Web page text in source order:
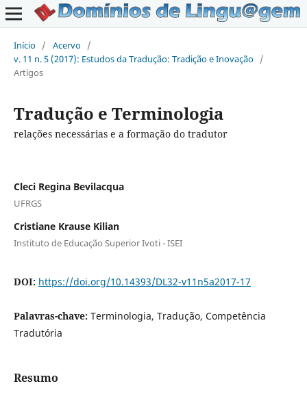
Início / Acervo /
v. 11 n. 5 (2017): Estudos da Tradução: Tradição e Inovação /
Artigos
Tradução e Terminologia
relações necessárias e a formação do tradutor
Cleci Regina Bevilacqua
UFRGS
Cristiane Krause Kilian
Instituto de Educação Superior Ivoti - ISEI
DOI: https://doi.org/10.14393/DL32-v11n5a2017-17
Palavras-chave: Terminologia, Tradução, Competência
Tradutória
Resumo